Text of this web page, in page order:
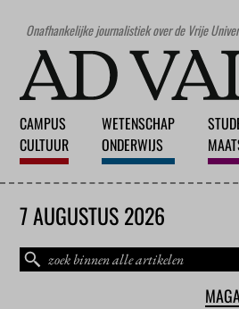
Onafhankelijke journalistiek over de Vrije
CAMPUS
CULTUUR
WETENSCHAP
ONDERWIJS
7 AUGUSTUS 2026